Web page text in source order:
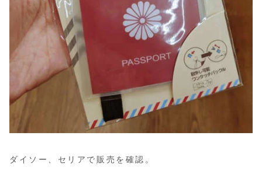
ダイソー、セリアで販売を確認。